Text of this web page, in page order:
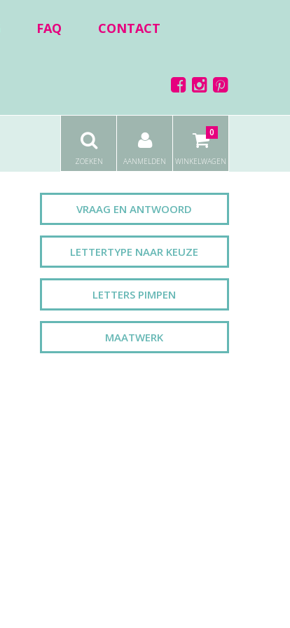
FAQ CONTACT
ZOEKEN AANMELDEN WINKELWAGEN
0
VRAAG EN ANTWOORD
LETTERTYPE NAAR KEUZE
LETTERS PIMPEN
MAATWERK